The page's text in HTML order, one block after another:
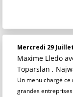
Mercredi 29
Maxime Lledo
Toparslan ,
Un menu chargé
grandes